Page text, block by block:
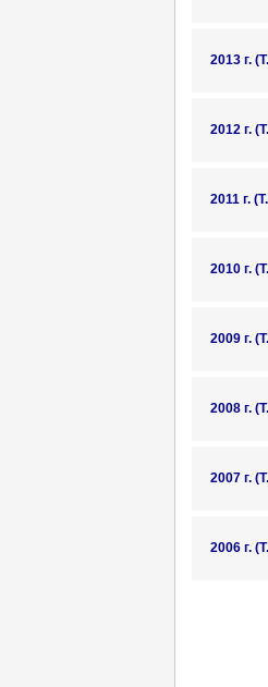
2013 г.
2012 г.
2011 г.
2010 г.
2009 г.
2008 г.
2007 г.
2006 г.